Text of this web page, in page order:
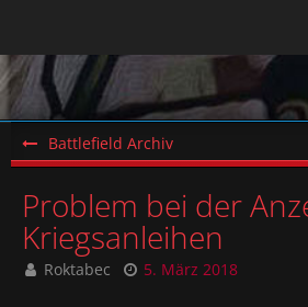
Battlefield Archiv
Problem bei der
Kriegsanleihen
Roktabec 5. März 2018